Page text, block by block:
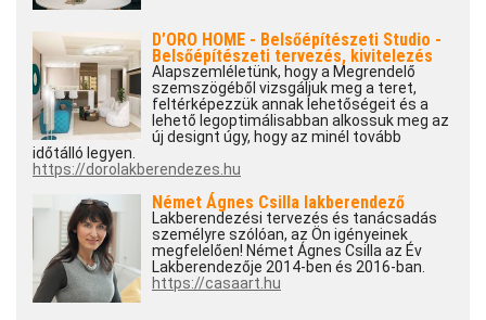
D’ORO HOME - Belsőépítészeti Studio -
Belsőépítészeti tervezés, kivitelezés
Alapszemléletünk, hogy a Megrendelő
szemszögéből vizsgáljuk meg a teret,
feltérképezzük annak lehetőségeit és a
lehető legoptimálisabban alkossuk meg az
új designt úgy, hogy az minél tovább
időtálló legyen.
https://dorolakberendezes.hu
Német Ágnes Csilla lakberendező
Lakberendezési tervezés és tanácsadás
személyre szólóan, az Ön igényeinek
megfelelően! Német Ágnes Csilla az Év
Lakberendezője 2014-ben és 2016-ban.
https://casaart.hu